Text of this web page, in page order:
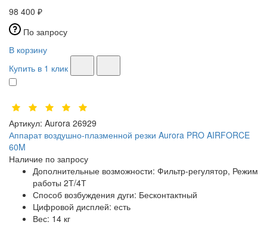
98 400 ₽
По запросу
В корзину
Купить в 1 клик
Артикул: Aurora 26929
Аппарат воздушно-плазменной резки Aurora PRO AIRFORCE
60M
Наличие по запросу
Дополнительные возможности: Фильтр-регулятор, Режим
работы 2Т/4Т
Способ возбуждения дуги: Бесконтактный
Цифровой дисплей: есть
Вес: 14 кг